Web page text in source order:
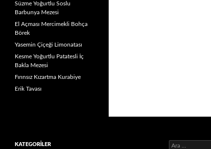
Süzme Yoğurtlu Soslu
Barbunya Mezesi
El Açması Mercimekli Bohça
Börek
Yasemin Çiçeği Limonatası
Kesme Yoğurtlu Patatesli İç
Bakla Mezesi
Fırınsız Kızartma Kurabiye
Erik Tavası
KATEGORILER Arama: